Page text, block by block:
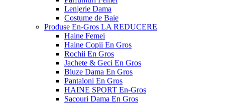
Lenjerie Dama
Costume de Baie
Produse En-Gros LA REDUCERE
Haine Femei
Haine Copii En Gros
Rochii En Gros
Jachete & Geci En Gros
Bluze Dama En Gros
Pantaloni En Gros
HAINE SPORT En-Gros
Sacouri Dama En Gros